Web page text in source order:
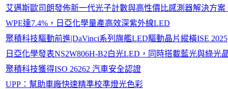
艾邁斯歐司朗發佈新一代光子計數與高性價比感測器解決方
WPE達7.4%，日亞化學量產高效深紫外線LED
聚積科技驅動前進|DaVinci系列旗艦LED驅動晶片縱橫ISE 2025
日亞化學發表NS2W806H-B2白光LED，同時搭載藍光與綠光
聚積科技獲得ISO 26262 汽車安全認證
UPP：幫助車廠快速精準校準燈光色彩